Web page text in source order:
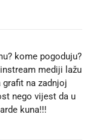
kome pogoduju?
mediji lažu
na zadnjoj
nego vijest da u
kuna!!!